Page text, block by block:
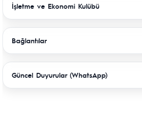
İşletme ve Ekonomi Kulübü
Bağlantılar
Güncel Duyurular (WhatsApp)